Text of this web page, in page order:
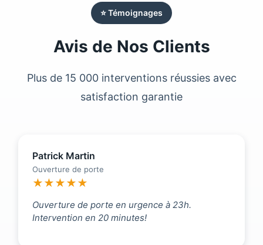
⭐ Témoignages
Avis de Nos Clients
Plus de 15 000 interventions réussies avec
satisfaction garantie
Patrick Martin
Ouverture de porte
★★★★★
Ouverture de porte en urgence à 23h.
Intervention en 20 minutes!